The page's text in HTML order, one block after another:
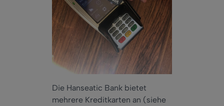
Die Hanseatic Bank bietet
mehrere Kreditkarten an (siehe